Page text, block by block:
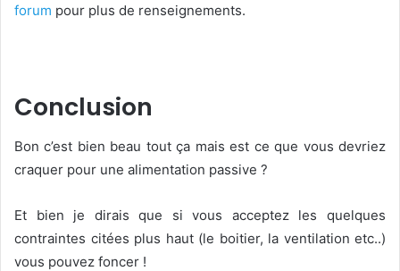
forum pour plus de renseignements.
Conclusion
Bon c’est bien beau tout ça mais est ce que vous devriez
craquer pour une alimentation passive ?
Et bien je dirais que si vous acceptez les quelques
contraintes citées plus haut (le boitier, la ventilation etc..)
vous pouvez foncer !